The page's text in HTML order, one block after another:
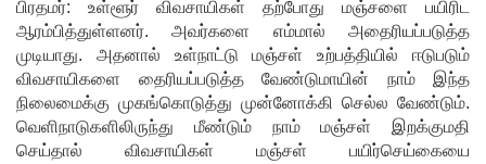
எண்ணிக்
கை 64
ஆக
அதிகரிப்பு!
பிரதமர்: உள்ளூர் விவசாயிகள் தற்போது மஞ்சளை பயிரிட
ஆரம்பித்துள்ளனர். அவர்களை எம்மால் அதைரியப்படுத்த
முடியாது. அதனால் உள்நாட்டு மஞ்சள் உற்பத்தியில் ஈடுபடும்
விவசாயிகளை தைரியப்படுத்த வேண்டுமாயின் நாம் இந்த
நிலைமைக்கு முகங்கொடுத்து முன்னோக்கி செல்ல வேண்டும்.
வெளிநாடுகளிலிருந்து மீண்டும் நாம் மஞ்சள் இறக்குமதி
செய்தால் விவசாயிகள் மஞ்சள் பயிர்செய்கையை